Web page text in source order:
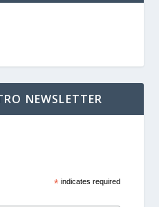
NEWSLETTER
*indicates required